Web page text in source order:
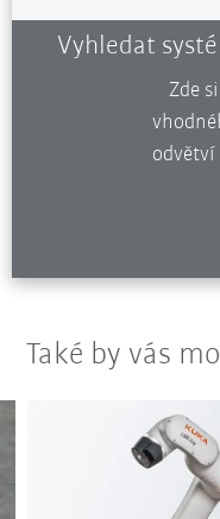
Vyhledat
Zde
odvětví
Také by vás